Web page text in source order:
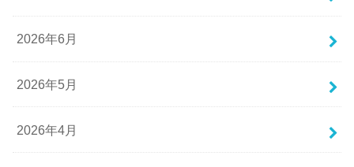
2026年6月
2026年5月
2026年4月